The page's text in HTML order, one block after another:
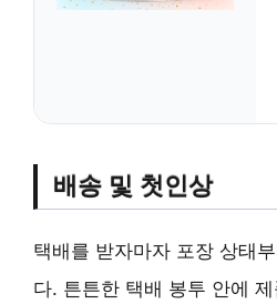
배송 및 첫인상
택배를 받자마자 포장 상태
다. 튼튼한 택배 봉투 안에